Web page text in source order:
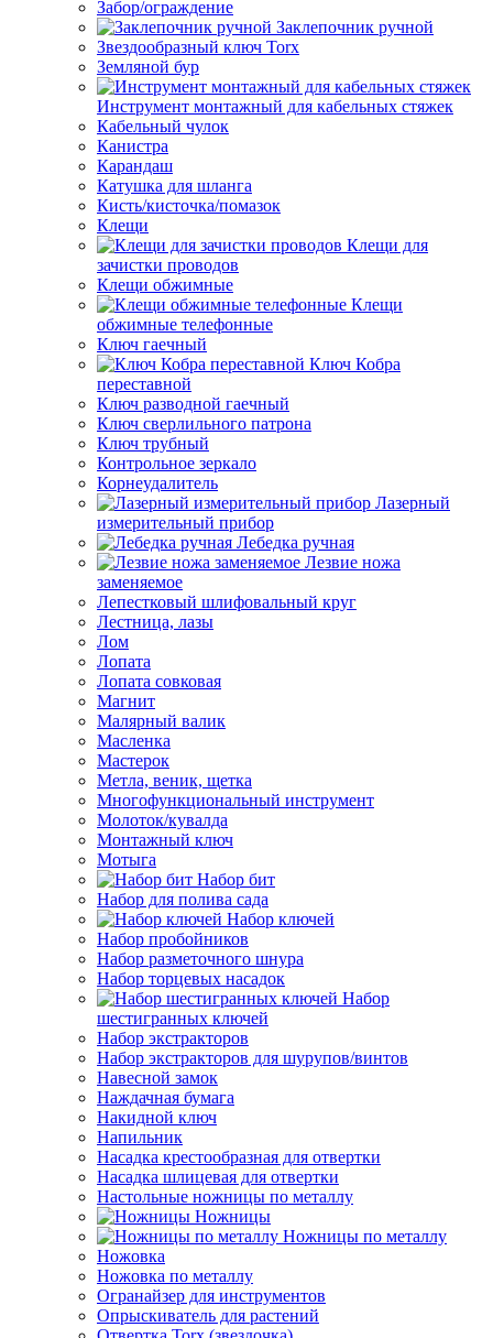
Забор/ограждение
Заклепочник ручной
Звездообразный ключ Torx
Земляной бур
Инструмент монтажный для кабельных стяжек
Кабельный чулок
Канистра
Карандаш
Катушка для шланга
Кисть/кисточка/помазок
Клещи
Клещи для
зачистки проводов
Клещи обжимные
Клещи
обжимные телефонные
Ключ гаечный
Ключ Кобра
переставной
Ключ разводной гаечный
Ключ сверлильного патрона
Ключ трубный
Контрольное зеркало
Корнеудалитель
Лазерный
измерительный прибор
Лебедка ручная
Лезвие ножа
заменяемое
Лепестковый шлифовальный круг
Лестница, лазы
Лом
Лопата
Лопата совковая
Магнит
Малярный валик
Масленка
Мастерок
Метла, веник, щетка
Многофункциональный инструмент
Молоток/кувалда
Монтажный ключ
Мотыга
Набор бит
Набор для полива сада
Набор ключей
Набор пробойников
Набор разметочного шнура
Набор торцевых насадок
Набор
шестигранных ключей
Набор экстракторов
Набор экстракторов для шурупов/винтов
Навесной замок
Наждачная бумага
Накидной ключ
Напильник
Насадка крестообразная для отвертки
Насадка шлицевая для отвертки
Настольные ножницы по металлу
Ножницы
Ножницы по металлу
Ножовка
Ножовка по металлу
Огранайзер для инструментов
Опрыскиватель для растений